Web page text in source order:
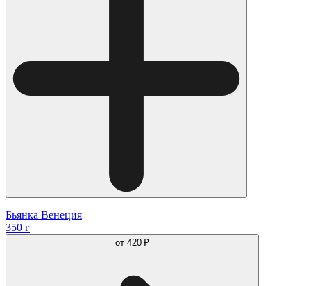
Бьянка Венеция
350 г
от 420 ₽